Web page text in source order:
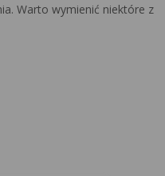
Warto wymienić niektóre z